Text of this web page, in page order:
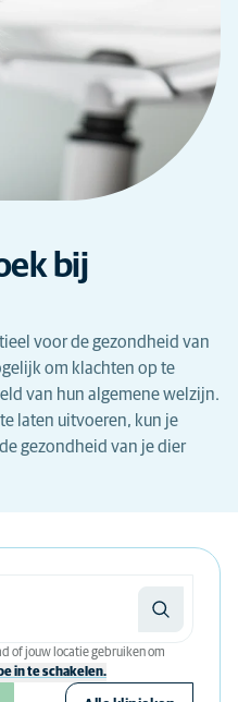
bij
voor de gezondheid van
om klachten op te
van hun algemene welzijn.
laten uitvoeren, kun je
gezondheid van je dier
of jouw locatie gebruiken om
in te schakelen.